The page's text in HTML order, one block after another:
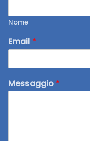
Nome
Email *
Messaggio *